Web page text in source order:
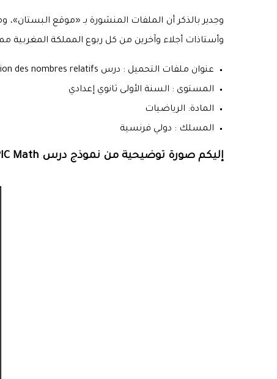
وأستاذات أجلاء وآخرين من كل ربوع المملكة المغربية
عنوان ملفات التحميل : درس Cours multiplication et la division des nombres relatifs
المستوى : السنة الأولى ثانوي إعدادي
المادة: الرياضيات
المسلك : دولي فرنسية
إليكم صورة توضيحية من نموذج درس Cours multiplication et la division des nombres relatifs 1APIC Math: